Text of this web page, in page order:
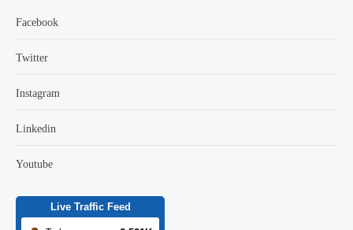
Facebook
Twitter
Instagram
Linkedin
Youtube
Live Traffic Feed